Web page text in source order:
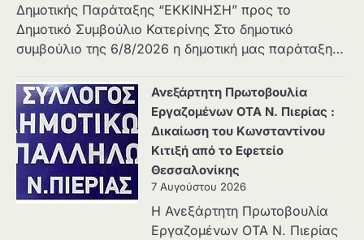
Δημοτικής Παράταξης “ΕΚΚΙΝΗΣΗ” προς το
Δημοτικό Συμβούλιο Κατερίνης Στο δημοτικό
συμβούλιο της 6/8/2026 η δημοτική μας παράταξη…
Ανεξάρτητη Πρωτοβουλία
Εργαζομένων ΟΤΑ Ν. Πιερίας :
Δικαίωση του Κωνσταντίνου
Κιτιξή από το Εφετείο
Θεσσαλονίκης
7 Αυγούστου 2026
Η Ανεξάρτητη Πρωτοβουλία
Εργαζομένων ΟΤΑ Ν. Πιερίας